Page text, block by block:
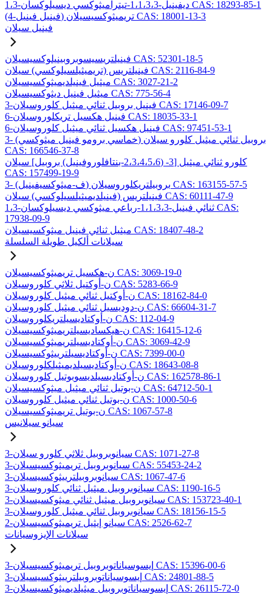
1،3-ديفينيل-1،1،3،3-تيتراميثوكسي ديسيلوكسان CAS: 18293-85-1
(4-فينيل فينيل) تريميثوكسيسيلان CAS: 18001-13-3
فينيل سيلان
فينيلتريسيسوبروبينيلوكسيسيلان CAS: 52301-18-5
فينيلتريس (تريميثيلسيلوكسي) سيلان CAS: 2116-84-9
ميثيل فينيلديميثوكسيسيلان CAS: 3027-21-2
ميثيل فينيل ديثوكسيسيلان CAS: 775-56-4
3-فينيل بروبيل ثنائي ميثيل كلوروسيلان CAS: 17146-09-7
6-فينيل هكسيل تريكلوروسيلان CAS: 18035-33-1
6-فينيل هكسيل ثنائي ميثيل كلوروسيلان CAS: 97451-53-1
3- (خماسي برومو فينيل ميثوكسي) بروبيل ثنائي ميثيل كلورو سيلان
CAS: 166546-37-8
كلورو ثنائي ميثيل [3- (2،3،4،5،6-بنتافلوروفينيل) بروبيل] سيلان
CAS: 157499-19-9
3- (ف-ميثوكسيفينيل) بروبيلتريكلوروسيلان CAS: 163155-57-5
فينيلتريس (فينيلديميثيلسيلوكسي) سيلان CAS: 60111-47-9
1،3-ثنائي فينيل-1،1،3،3-رباعي ميثوكسي ديسيلوكسان CAS:
17938-09-9
ميثيل ثنائي فينيل ميثوكسيسيلان CAS: 18407-48-2
سيلانات ألكيل طويلة السلسلة
ن-هكسيل تريميثوكسيسيلان CAS: 3069-19-0
ن-أوكتيل ثلاثي كلوروسيلان CAS: 5283-66-9
ن-أوكتيل ثنائي ميثيل كلوروسيلان CAS: 18162-84-0
ن-دوديسيل ثنائي ميثيل كلوروسيلان CAS: 66604-31-7
ن-أوكتاديسيلتريكلوروسيلان CAS: 112-04-9
ن-هيكساديسيلتريميثوكسيسيلان CAS: 16415-12-6
ن-أوكتاديسيلتريميثوكسيسيلان CAS: 3069-42-9
ن-أوكتاديسيلترييثوكسيسيلان CAS: 7399-00-0
ن-أوكتاديسيلديميثيلكلوروسيلان CAS: 18643-08-8
ن-أوكتاديسيلديسوبوتيل كلوروسيلان CAS: 162578-86-1
ن-بوتيل ثنائي ميثيل ميثوكسيسيلان CAS: 64712-50-1
ن-بوتيل ثنائي ميثيل كلوروسيلان CAS: 1000-50-6
ن-بوتيل تريميثوكسيسيلان CAS: 1067-57-8
سيانو سيلانيس
3-سيانوبروبيل ثلاثي كلورو سيلان CAS: 1071-27-8
3-سيانوبروبيل تريميثوكسيسيلان CAS: 55453-24-2
3-سيانوبروبيلترييثوكسيسيلان CAS: 1067-47-6
3-سيانوبروبيل ميثيل ثنائي كلوروسيلان CAS: 1190-16-5
3-سيانوبروبيل ميثيل ثنائي ميثوكسيسيلان CAS: 153723-40-1
3-سيانوبروبيل ثنائي ميثيل كلوروسيلان CAS: 18156-15-5
2-سيانو إيثيل تريميثوكسيسيلان CAS: 2526-62-7
سيلانات الإيزوسيانات
3-إيسوسياناتوبروبيل تريميثوكسيسيلان CAS: 15396-00-6
3-إيسوسياناتوبروبيلترييثوكسيسيلان CAS: 24801-88-5
3-إيسوسياناتوبروبيل ميثيلديميثوكسيسيلان CAS: 26115-72-0